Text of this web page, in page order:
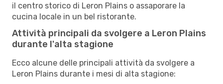
il centro storico di Leron Plains o assaporare la
cucina locale in un bel ristorante.
Attività principali da svolgere a Leron Plains
durante l'alta stagione
Ecco alcune delle principali attività da svolgere a
Leron Plains durante i mesi di alta stagione: